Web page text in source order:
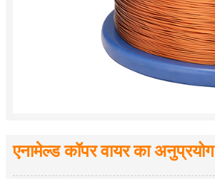
एनामेल्ड कॉपर वायर का अनुप्रयोग